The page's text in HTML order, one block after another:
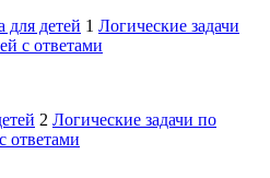
для детей 1 Логические задачи
с ответами
2 Логические задачи по
ответами